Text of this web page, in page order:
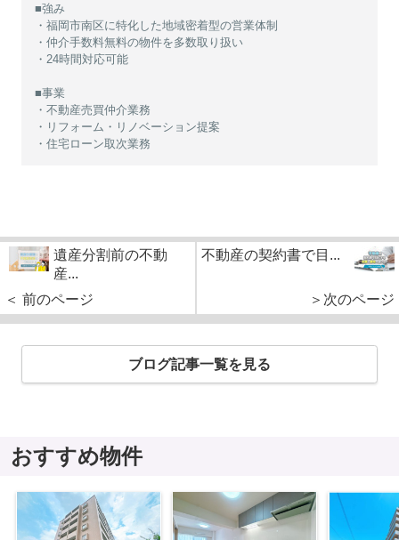
■強み
・福岡市南区に特化した地域密着型の営業体制
・仲介手数料無料の物件を多数取り扱い
・24時間対応可能
■事業
・不動産売買仲介業務
・リフォーム・リノベーション提案
・住宅ローン取次業務
遺産分割前の不動
産...
＜ 前のページ
不動産の契約書で目...
＞次のページ
ブログ記事一覧を見る
おすすめ物件